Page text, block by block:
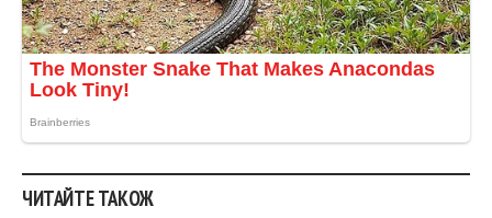
ЧИТАЙТЕ ТАКОЖ